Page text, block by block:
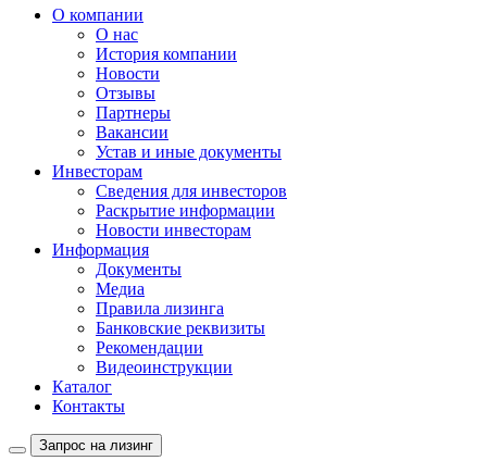
О компании
О нас
История компании
Новости
Отзывы
Партнеры
Вакансии
Устав и иные документы
Инвесторам
Сведения для инвесторов
Раскрытие информации
Новости инвесторам
Информация
Документы
Медиа
Правила лизинга
Банковские реквизиты
Рекомендации
Видеоинструкции
Каталог
Контакты
Запрос на лизинг